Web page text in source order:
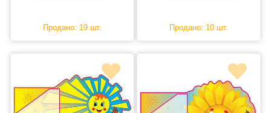
Продано: 19 шт. Продано: 10 шт.